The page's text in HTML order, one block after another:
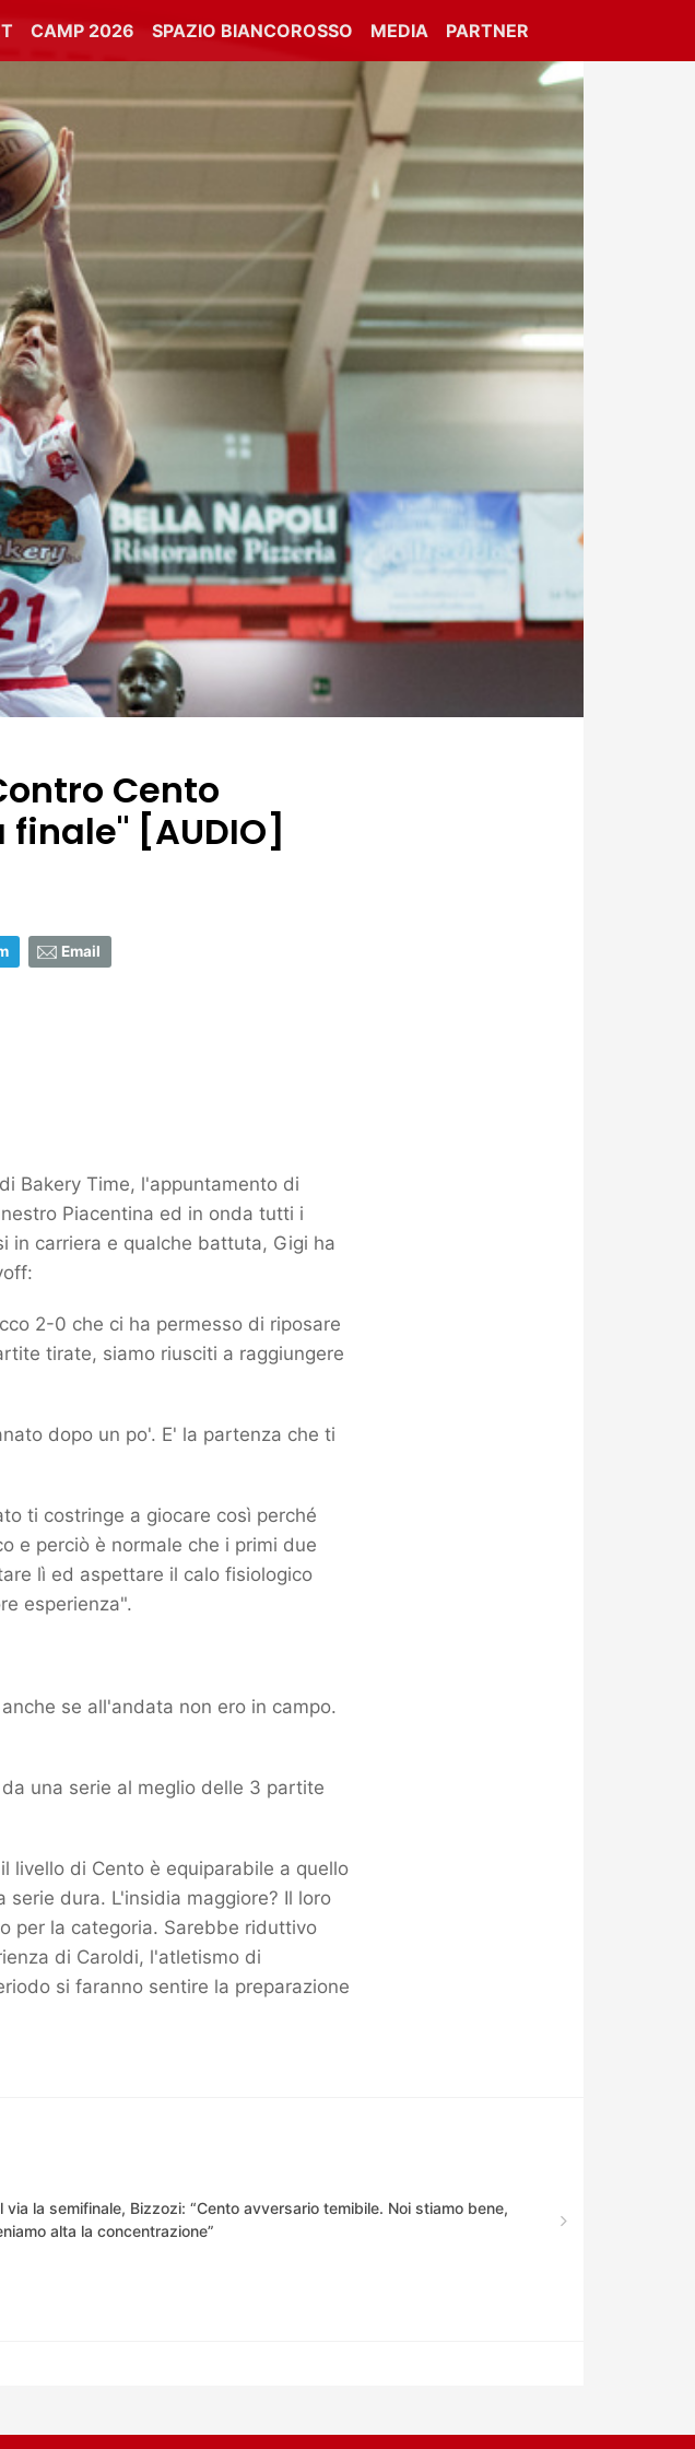
CAMP 2026 SPAZIO BIANCOROSSO MEDIA PARTNER
Cento
[AUDIO]
Email
Bakery Time, l'appuntamento di
Piacentina ed in onda tutti i
in carriera e qualche battuta, Gigi ha
2-0 che ci ha permesso di riposare
tirate, siamo riusciti a raggiungere
dopo un po'. E' la partenza che ti
ti costringe a giocare così perché
e perciò è normale che i primi due
lì ed aspettare il calo fisiologico
esperienza".
se all'andata non ero in campo.
una serie al meglio delle 3 partite
livello di Cento è equiparabile a quello
dura. L'insidia maggiore? Il loro
per la categoria. Sarebbe riduttivo
di Caroldi, l'atletismo di
si faranno sentire la preparazione
via la semifinale, Bizzozi: “Cento avversario temibile. Noi stiamo bene,
alta la concentrazione”